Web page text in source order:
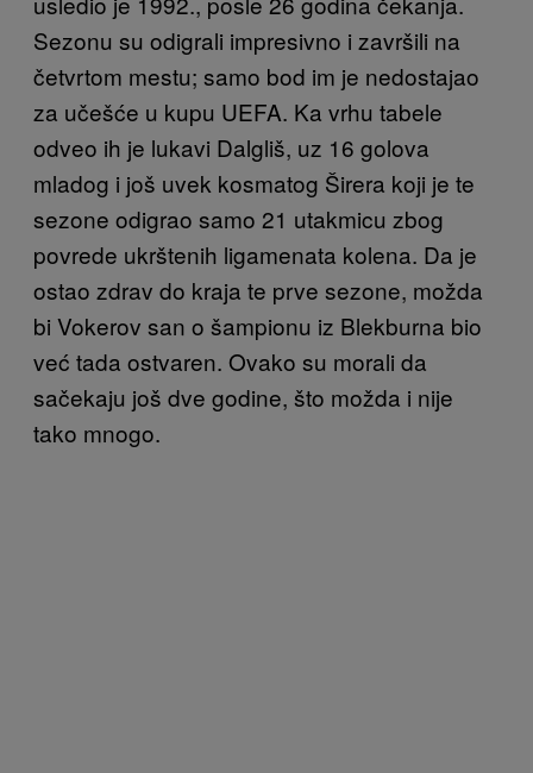
Sezonu su odigrali impresivno i završili na
četvrtom mestu; samo bod im je nedostajao
za učešće u kupu UEFA. Ka vrhu tabele
odveo ih je lukavi Dalgliš, uz 16 golova
mladog i još uvek kosmatog Širera koji je te
sezone odigrao samo 21 utakmicu zbog
povrede ukrštenih ligamenata kolena. Da je
ostao zdrav do kraja te prve sezone, možda
bi Vokerov san o šampionu iz Blekburna bio
već tada ostvaren. Ovako su morali da
sačekaju još dve godine, što možda i nije
tako mnogo.